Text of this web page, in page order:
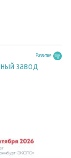
Развитие
завод